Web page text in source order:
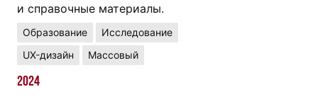
и справочные материалы.
Образование
Исследование
UX-дизайн
Массовый
2024